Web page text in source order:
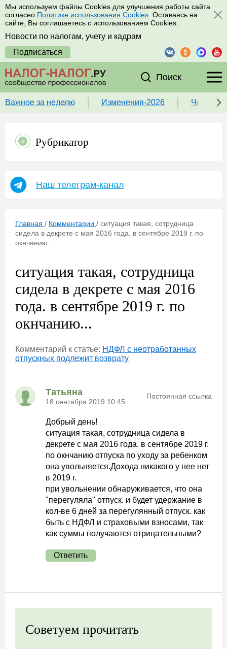
Мы используем файлы Cookies для улучшения работы сайта
согласно Политике использования Cookies . Оставаясь на
сайте, Вы соглашаетесь с использованием Cookies.
Новости по налогам, учету и кадрам
Подписаться
Поиск
Важное за неделю Изменения-2026 Чек-
Рубрикатор
Наш телеграм-канал
Главная / Комментарии / ситуация такая, сотрудница
сидела в декрете с мая 2016 года. в сентябре 2019 г. по
окнчанию...
ситуация такая, сотрудница
сидела в декрете с мая 2016
года. в сентябре 2019 г. по
окнчанию...
Комментарий к статье: НДФЛ с неотработанных
отпускных подлежит возврату
Татьяна
18 сентября 2019 10:45
Постоянная ссылка
Добрый день!
ситуация такая, сотрудница сидела в
декрете с мая 2016 года. в сентябре 2019 г.
по окнчанию отпуска по уходу за ребенком
она увольняется.Дохода никакого у нее нет
в 2019 г.
при увольнении обнаруживается, что она
"перегуляла" отпуск. и будет удержание в
кол-ве 6 дней за перегулянный отпуск. как
быть с НДФЛ и страховыми взносами, так
как суммы получаются отрицательными?
Ответить
Советуем прочитать